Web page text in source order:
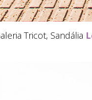
Tricot, Sandália